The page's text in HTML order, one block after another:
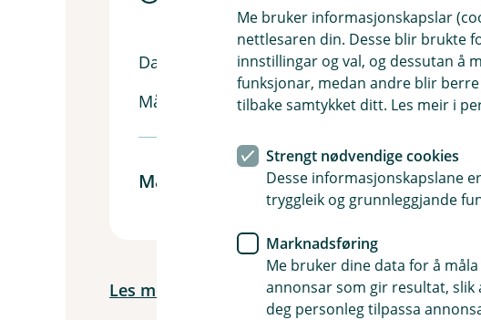
Dagens månedsinntekt
Månedsinntekt ved uførhet (uføretrygd fra
Månedlig inntektstap
Les mer på NAV sine sider
Me bruker informasjonskapslar
nettlesaren din. Desse blir brukte
innstillingar og val, og dessutan å
funksjonar, medan andre blir
tilbake samtykket ditt. Les meir i
Strengt nødvendige cookies
Desse informasjonskapslane
tryggleik og grunnleggjande
Marknadsføring
Me bruker dine data for å
annonsar som gir resultat, slik
deg personleg tilpassa